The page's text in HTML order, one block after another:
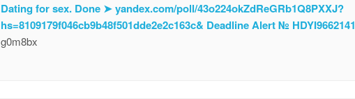
Dating for sex. Done ➤ yandex.com/poll/43o224okZdReGRb1Q8PXXJ?
hs=8109179f046cb9b48f501dde2e2c163c& Deadline Alert № HDYI9662141
g0m8bx